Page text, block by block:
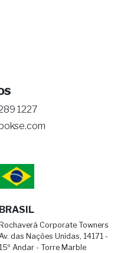
1227
BRASIL
Corporate Towners
Av. das Nações Unidas, 14171 -
15º Andar - Torre Marble